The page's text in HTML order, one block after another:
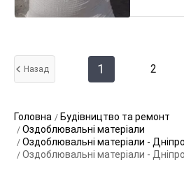
Назад 1 2
Головна
Будівництво та ремонт
Оздоблювальні матеріали
Оздоблювальні матеріали -
Оздоблювальні матеріали - Дніпро